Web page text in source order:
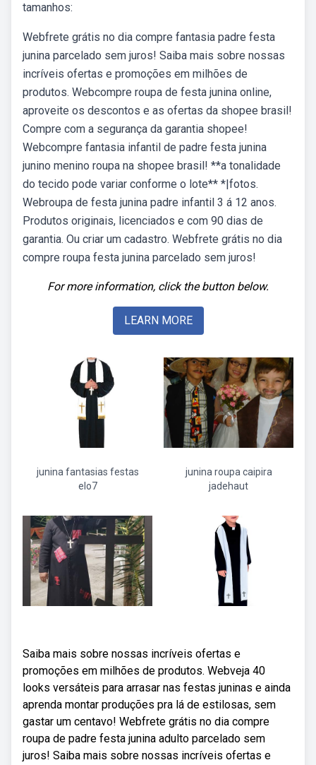
tamanhos:
Webfrete grátis no dia compre fantasia padre festa
junina parcelado sem juros! Saiba mais sobre nossas
incríveis ofertas e promoções em milhões de
produtos. Webcompre roupa de festa junina online,
aproveite os descontos e as ofertas da shopee brasil!
Compre com a segurança da garantia shopee!
Webcompre fantasia infantil de padre festa junina
junino menino roupa na shopee brasil! **a tonalidade
do tecido pode variar conforme o lote** *|fotos.
Webroupa de festa junina padre infantil 3 á 12 anos.
Produtos originais, licenciados e com 90 dias de
garantia. Ou criar um cadastro. Webfrete grátis no dia
compre roupa festa junina parcelado sem juros!
For more information, click the button below.
LEARN MORE
junina fantasias festas
elo7
junina roupa caipira
jadehaut
Saiba mais sobre nossas incríveis ofertas e
promoções em milhões de produtos. Webveja 40
looks versáteis para arrasar nas festas juninas e ainda
aprenda montar produções pra lá de estilosas, sem
gastar um centavo! Webfrete grátis no dia compre
roupa de padre festa junina adulto parcelado sem
juros! Saiba mais sobre nossas incríveis ofertas e